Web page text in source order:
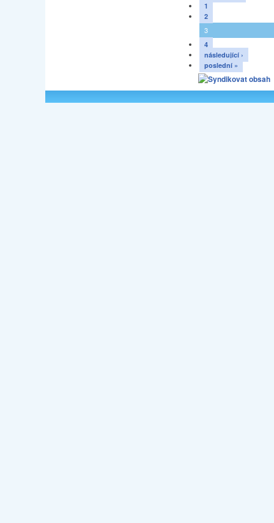
1
2
3
4
následující ›
poslední »